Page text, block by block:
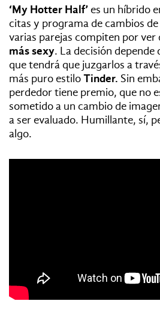
‘My Hotter Half’ es un híbrido
citas y programa de cambios
varias parejas compiten por ver
más sexy. La decisión depende
que tendrá que juzgarlos a
más puro estiloTinder. Sin
perdedor tiene premio, que no
sometido a un cambio de
a ser evaluado. Humillante, sí,
algo.